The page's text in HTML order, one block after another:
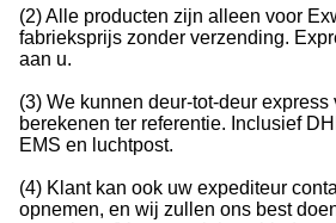
(2) Alle producten zijn alleen voor
fabrieksprijs zonder verzending.
aan u.
(3) We kunnen deur-tot-deur express
berekenen ter referentie. Inclusief
EMS en luchtpost.
(4) Klant kan ook uw expediteur
opnemen, en wij zullen ons best